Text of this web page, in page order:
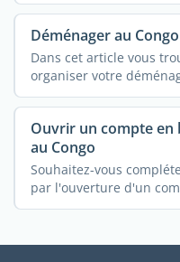
Déménager au Congo
Dans cet article vous
organiser votre
Ouvrir un compte en
au Congo
Souhaitez-vous
par l'ouverture d'un